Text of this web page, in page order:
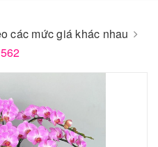
các mức giá khác nhau